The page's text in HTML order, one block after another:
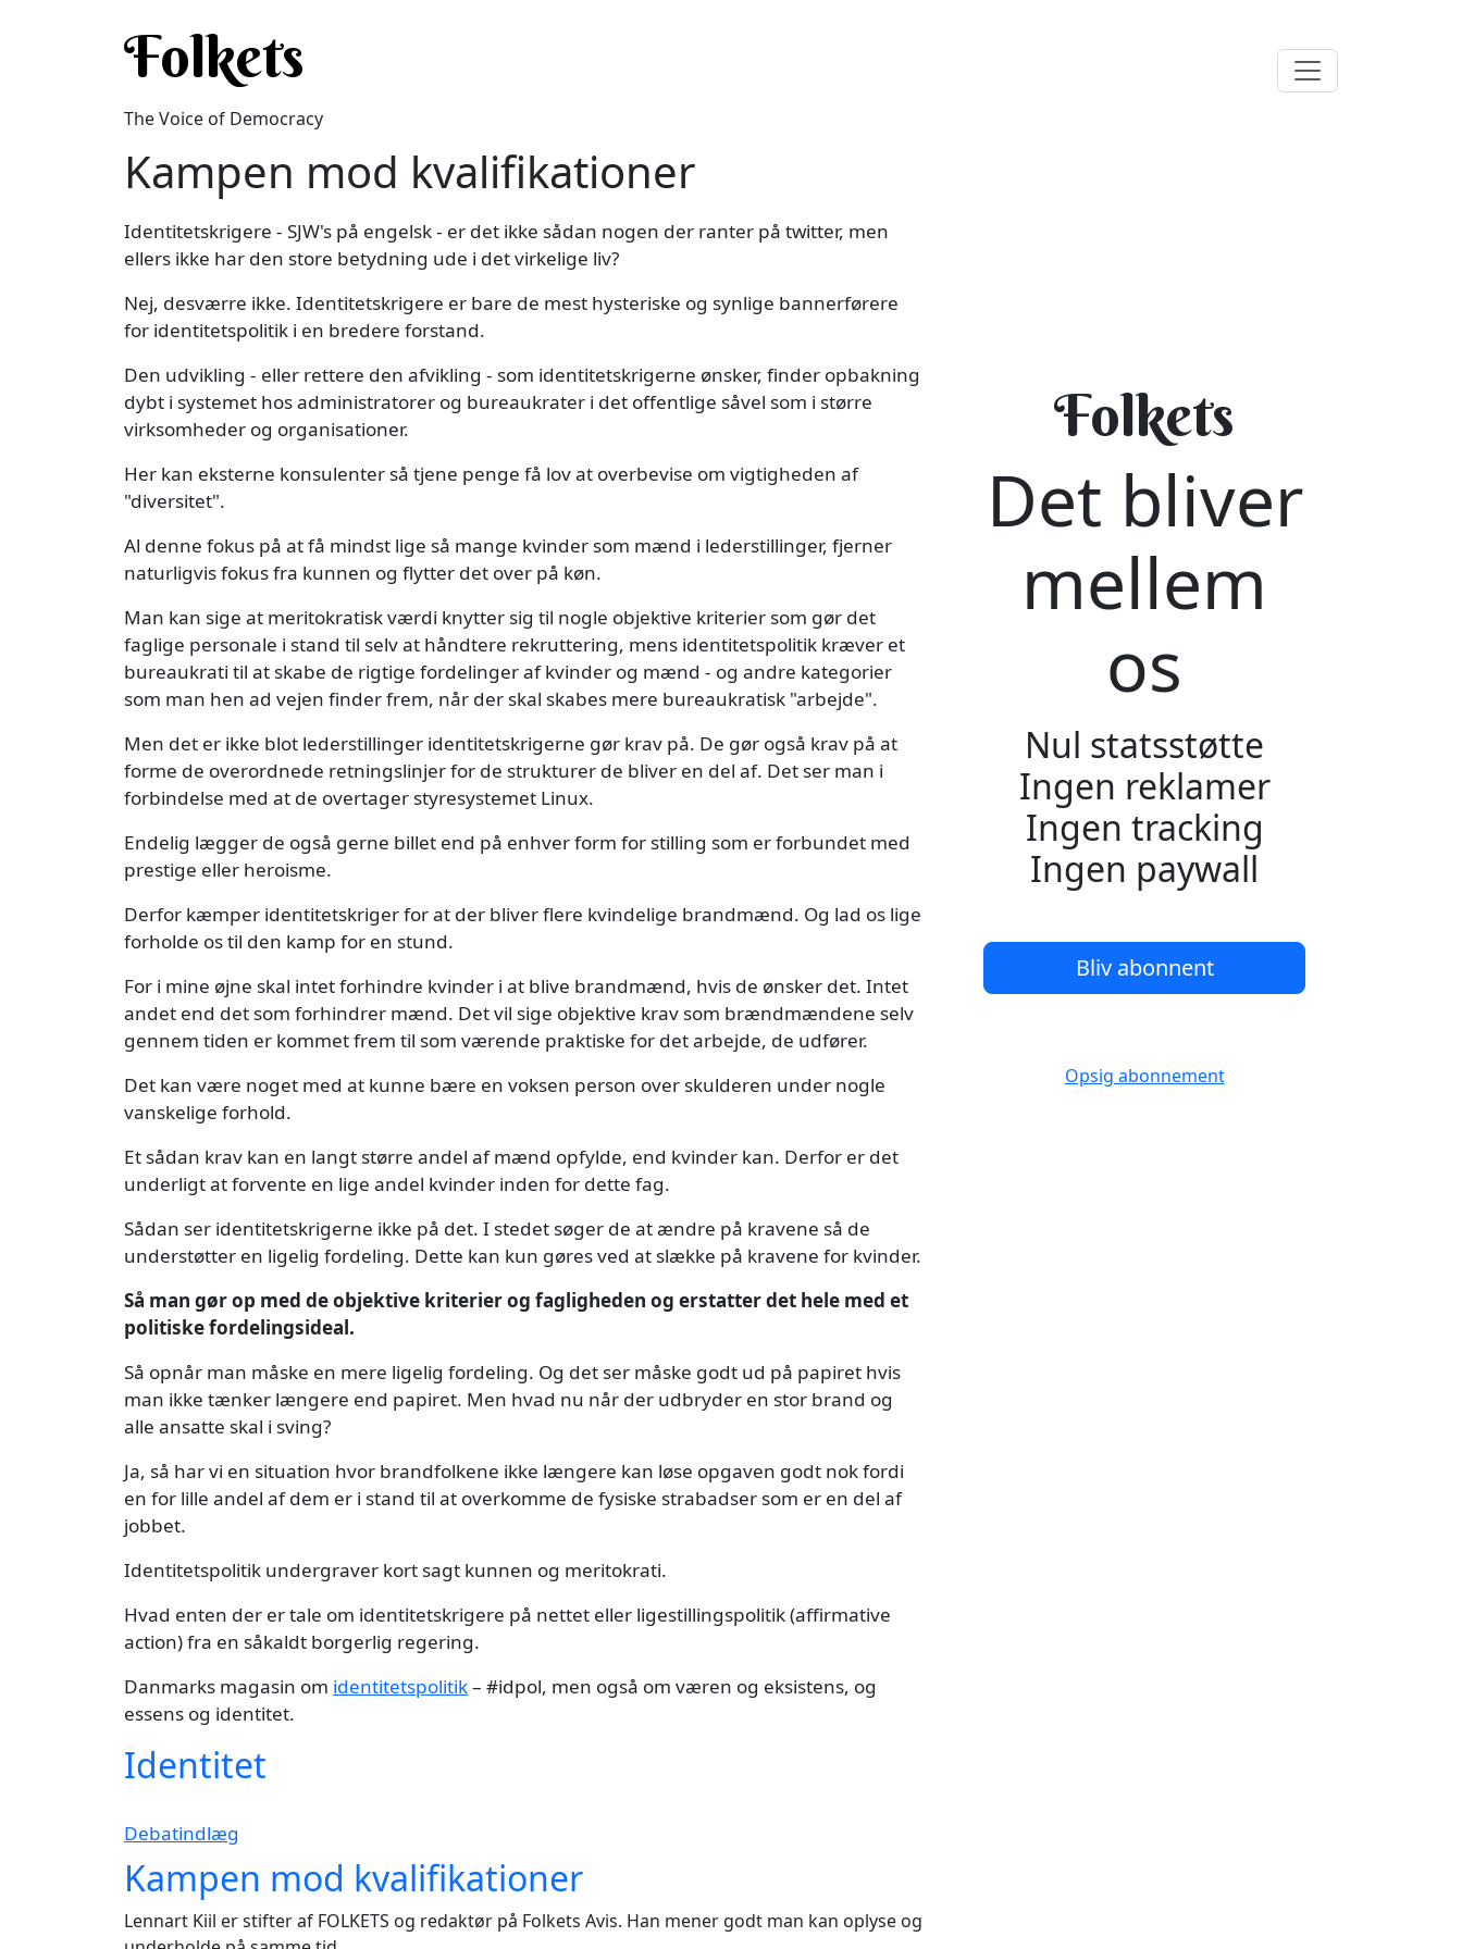
Folkets
The Voice of Democracy
Kampen mod kvalifikationer
Identitetskrigere - SJW's på engelsk - er det ikke sådan nogen der ranter på twitter, men
ellers ikke har den store betydning ude i det virkelige liv?
Nej, desværre ikke. Identitetskrigere er bare de mest hysteriske og synlige bannerførere
for identitetspolitik i en bredere forstand.
Den udvikling - eller rettere den afvikling - som identitetskrigerne ønsker, finder opbakning
dybt i systemet hos administratorer og bureaukrater i det offentlige såvel som i større
virksomheder og organisationer.
Her kan eksterne konsulenter så tjene penge få lov at overbevise om vigtigheden af
"diversitet".
Al denne fokus på at få mindst lige så mange kvinder som mænd i lederstillinger, fjerner
naturligvis fokus fra kunnen og flytter det over på køn.
Man kan sige at meritokratisk værdi knytter sig til nogle objektive kriterier som gør det
faglige personale i stand til selv at håndtere rekruttering, mens identitetspolitik kræver et
bureaukrati til at skabe de rigtige fordelinger af kvinder og mænd - og andre kategorier
som man hen ad vejen finder frem, når der skal skabes mere bureaukratisk "arbejde".
Men det er ikke blot lederstillinger identitetskrigerne gør krav på. De gør også krav på at
forme de overordnede retningslinjer for de strukturer de bliver en del af. Det ser man i
forbindelse med at de overtager styresystemet Linux.
Endelig lægger de også gerne billet end på enhver form for stilling som er forbundet med
prestige eller heroisme.
Derfor kæmper identitetskriger for at der bliver flere kvindelige brandmænd. Og lad os lige
forholde os til den kamp for en stund.
For i mine øjne skal intet forhindre kvinder i at blive brandmænd, hvis de ønsker det. Intet
andet end det som forhindrer mænd. Det vil sige objektive krav som brændmændene selv
gennem tiden er kommet frem til som værende praktiske for det arbejde, de udfører.
Det kan være noget med at kunne bære en voksen person over skulderen under nogle
vanskelige forhold.
Et sådan krav kan en langt større andel af mænd opfylde, end kvinder kan. Derfor er det
underligt at forvente en lige andel kvinder inden for dette fag.
Sådan ser identitetskrigerne ikke på det. I stedet søger de at ændre på kravene så de
understøtter en ligelig fordeling. Dette kan kun gøres ved at slække på kravene for kvinder.
Så man gør op med de objektive kriterier og fagligheden og erstatter det hele med et
politiske fordelingsideal.
Så opnår man måske en mere ligelig fordeling. Og det ser måske godt ud på papiret hvis
man ikke tænker længere end papiret. Men hvad nu når der udbryder en stor brand og
alle ansatte skal i sving?
Ja, så har vi en situation hvor brandfolkene ikke længere kan løse opgaven godt nok fordi
en for lille andel af dem er i stand til at overkomme de fysiske strabadser som er en del af
jobbet.
Identitetspolitik undergraver kort sagt kunnen og meritokrati.
Hvad enten der er tale om identitetskrigere på nettet eller ligestillingspolitik (affirmative
action) fra en såkaldt borgerlig regering.
Danmarks magasin om identitetspolitik– #idpol, men også om væren og eksistens, og
essens og identitet.
Identitet
Debatindlæg
Kampen mod kvalifikationer
Lennart Kiil er stifter af FOLKETS og redaktør på Folkets Avis. Han mener godt man kan oplyse og
Folkets
Det bliver
mellem
os
Nul statsstøtte
Ingen reklamer
Ingen tracking
Ingen paywall
Bliv abonnent
Opsig abonnement